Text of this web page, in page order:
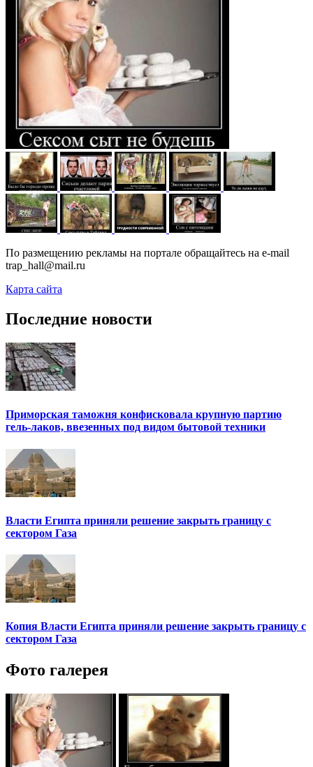
По размещению рекламы на портале обращайтесь на e-mail
trap_hall@mail.ru
Карта сайта
Последние новости
Приморская таможня конфисковала крупную партию
гель-лаков, ввезенных под видом бытовой техники
Власти Египта приняли решение закрыть границу с
сектором Газа
Копия Власти Египта приняли решение закрыть границу с
сектором Газа
Фото галерея